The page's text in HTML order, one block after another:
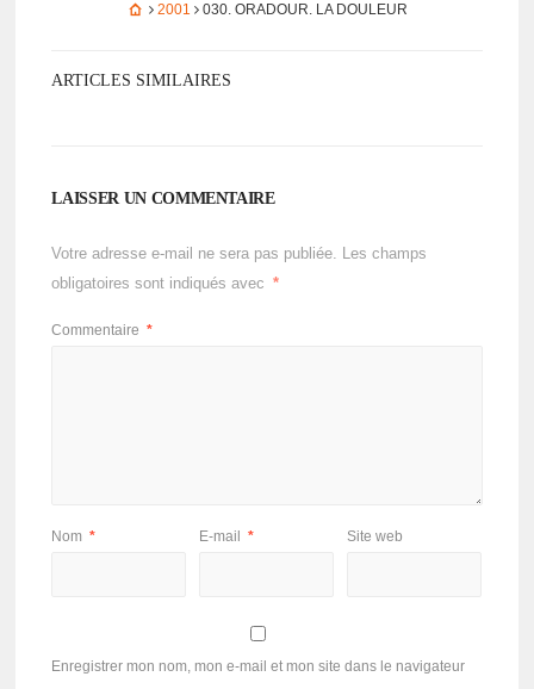
2001 030. ORADOUR. LA DOULEUR
ARTICLES SIMILAIRES
LAISSER UN COMMENTAIRE
Votre adresse e-mail ne sera pas publiée. Les champs
obligatoires sont indiqués avec
*
Commentaire *
Nom * E-mail * Site web
Enregistrer mon nom, mon e-mail et mon site dans le navigateur